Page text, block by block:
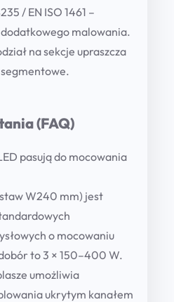
/ EN ISO 1461 –
malowania.
na sekcje upraszcza
(FAQ)
pasują do mocowania
W240 mm) jest
o mocowaniu
to 3 × 150–400 W.
umożliwia
ukrytym kanałem